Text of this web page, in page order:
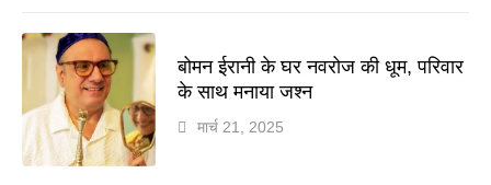
बोमन ईरानी के घर नवरोज की धूम, परिवार
के साथ मनाया जश्न
मार्च 21, 2025